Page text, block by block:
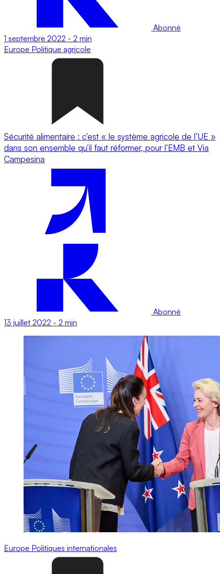
Abonné
1 septembre 2022 - 2 min
Europe Politique agricole
Sécurité alimentaire : c’est « le système agricole de l’UE »
dans son ensemble qu’il faut réformer, pour l’EMB et Via
Campesina
Abonné
13 juillet 2022 - 2 min
Europe Politiques internationales